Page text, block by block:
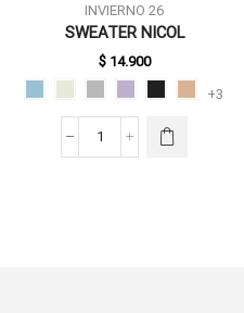
INVIERNO 26
SWEATER NICOL
$14.900
+3
SWEATER
ESTE
PRODUCTO
TIENE
MÚLTIPLES
OPCIONES